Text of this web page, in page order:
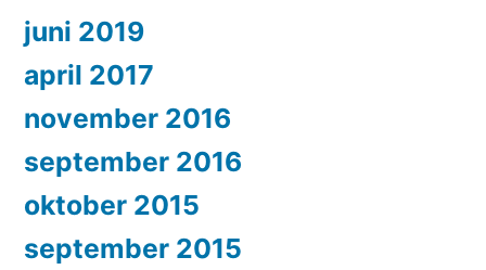
juni 2019
april 2017
november 2016
september 2016
oktober 2015
september 2015